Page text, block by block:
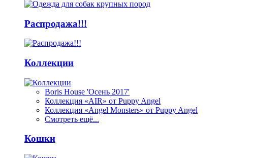
Распродажа!!!
Коллекции
Boris House 'Осень 2017'
Коллекция «AIR» от Puppy Angel
Коллекция «Angel Monsters» от Puppy Angel
Смотреть ещё...
Кошки